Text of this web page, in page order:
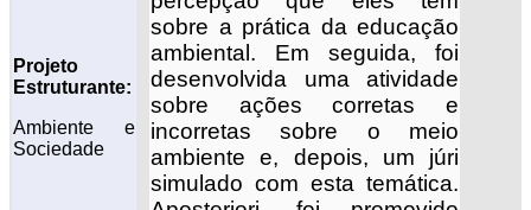
Projeto
Estruturante:
Ambiente e
Sociedade
sobre a prática da educação
ambiental. Em seguida, foi
desenvolvida uma atividade
sobre ações corretas e
incorretas sobre o meio
ambiente e, depois, um júri
simulado com esta temática.